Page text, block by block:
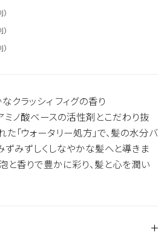
クラッシィ フィグの香り
ノ酸ベースの活性剤とこだわり抜
「ウォータリー処方」で、髪の水分バ
みずしくしなやかな髪へと導きま
と香りで豊かに彩り、髪と心を潤い